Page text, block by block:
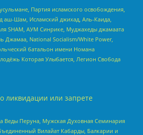
Партия исламского освобождения,
аш-Шам, Исламский джихад, Аль-Каида,
SHAM, АУМ Синрике, Муджахеды джамаата
Джамаа, National Socialism/White Power,
батальон имени Номана
Которая Улыбается, Легион Свобода
ликвидации или запрете
Веды Перуна, Мужская Духовная Семинария
Вилайат Кабарды, Балкарии и